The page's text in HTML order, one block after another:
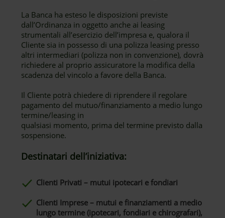
La Banca ha esteso le disposizioni previste
dall’Ordinanza in oggetto anche ai leasing
strumentali all’esercizio dell’impresa e, qualora il
Cliente sia in possesso di una polizza leasing presso
altri intermediari (polizza non in convenzione), dovrà
richiedere al proprio assicuratore la modifica della
scadenza del vincolo a favore della Banca.
Il Cliente potrà chiedere di riprendere il regolare
pagamento del mutuo/finanziamento a medio lungo
termine/leasing in
qualsiasi momento, prima del termine previsto dalla
sospensione.
Destinatari dell’iniziativa:
Clienti Privati – mutui ipotecari e fondiari
Clienti Imprese – mutui e finanziamenti a medio
lungo termine (ipotecari, fondiari e chirografari),